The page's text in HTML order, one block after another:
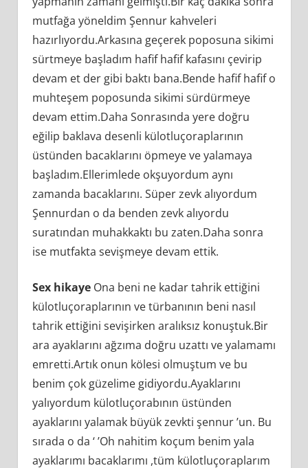
mutfağa yöneldim Şennur kahveleri
hazırlıyordu.Arkasına geçerek poposuna sikimi
sürtmeye başladım hafif hafif kafasını çevirip
devam et der gibi baktı bana.Bende hafif hafif o
muhteşem poposunda sikimi sürdürmeye
devam ettim.Daha Sonrasında yere doğru
eğilip baklava desenli külotluçoraplarının
üstünden bacaklarını öpmeye ve yalamaya
başladım.Ellerimlede okşuyordum aynı
zamanda bacaklarını. Süper zevk alıyordum
Şennurdan o da benden zevk alıyordu
suratından muhakkaktı bu zaten.Daha sonra
ise mutfakta sevişmeye devam ettik.
Sex hikayeOna beni ne kadar tahrik ettiğini
külotluçoraplarının ve türbanının beni nasıl
tahrik ettiğini sevişirken aralıksız konuştuk.Bir
ara ayaklarını ağzıma doğru uzattı ve yalamamı
emretti.Artık onun kölesi olmuştum ve bu
benim çok güzelime gidiyordu.Ayaklarını
yalıyordum külotluçorabının üstünden
ayaklarını yalamak büyük zevkti şennur ’un. Bu
sırada o da ‘ ’Oh nahitim koçum benim yala
ayaklarımı bacaklarımı ,tüm külotluçoraplarım